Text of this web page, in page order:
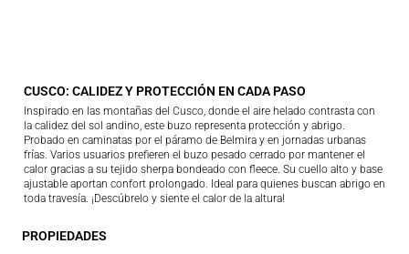
CUSCO: CALIDEZ Y PROTECCIÓN EN CADA PASO
Inspirado en las montañas del Cusco, donde el aire helado contrasta con
la calidez del sol andino, este buzo representa protección y abrigo.
Probado en caminatas por el páramo de Belmira y en jornadas urbanas
frías. Varios usuarios prefieren el buzo pesado cerrado por mantener el
calor gracias a su tejido sherpa bondeado con fleece. Su cuello alto y base
ajustable aportan confort prolongado. Ideal para quienes buscan abrigo en
toda travesía. ¡Descúbrelo y siente el calor de la altura!
PROPIEDADES